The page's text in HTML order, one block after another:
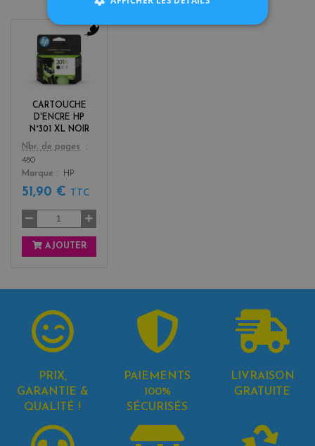
CARTOUCHE
D'ENCRE HP
N°301 XL NOIR
Color
k
Nbr. de pages
480
Marque
HP
51,90 € TTC
AJOUTER
PRIX,
GARANTIE &
QUALITÉ !
PAIEMENTS
100%
SÉCURISÉS
LIVRAISON
GRATUITE